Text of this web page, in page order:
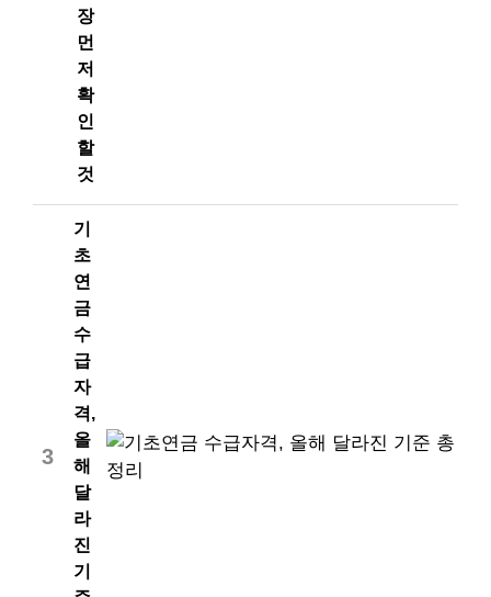
장
먼
저
확
인
할
것
3
기
초
연
금
수
급
자
격,
올
해
달
라
진
기